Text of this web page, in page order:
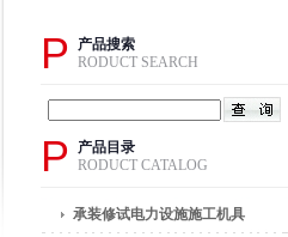
P
产品搜索
RODUCT SEARCH
P
产品目录
RODUCT CATALOG
承装修试电力设施施工机具